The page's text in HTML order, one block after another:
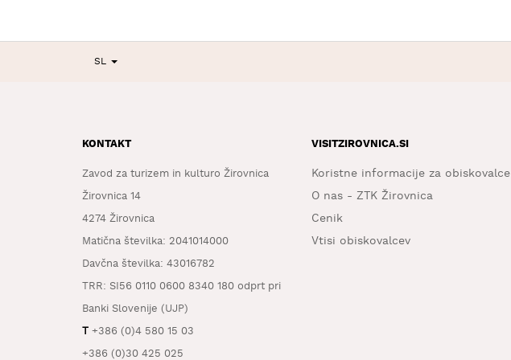
SL
KONTAKT
Zavod za turizem in kulturo Žirovnica
Žirovnica 14
4274 Žirovnica
Matična številka: 2041014000
Davčna številka: 43016782
TRR: SI56 0110 0600 8340 180 odprt pri
Banki Slovenije (UJP)
T +386 (0)4 580 15 03
+386 (0)30 425 025
VISITZIROVNICA.SI
Koristne informacije za obiskovalce
O nas - ZTK Žirovnica
Cenik
Vtisi obiskovalcev